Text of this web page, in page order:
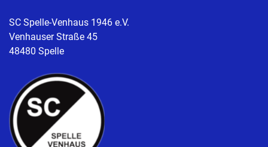
SC Spelle-Venhaus 1946 e.V.
Venhauser Straße 45
48480 Spelle